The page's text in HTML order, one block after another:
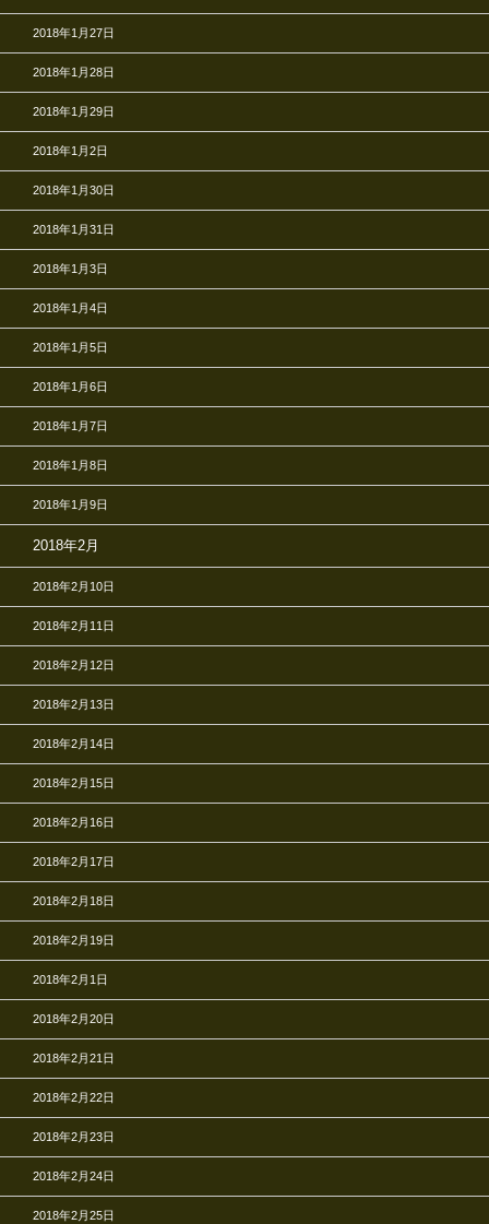
2018年1月27日
2018年1月28日
2018年1月29日
2018年1月2日
2018年1月30日
2018年1月31日
2018年1月3日
2018年1月4日
2018年1月5日
2018年1月6日
2018年1月7日
2018年1月8日
2018年1月9日
2018年2月
2018年2月10日
2018年2月11日
2018年2月12日
2018年2月13日
2018年2月14日
2018年2月15日
2018年2月16日
2018年2月17日
2018年2月18日
2018年2月19日
2018年2月1日
2018年2月20日
2018年2月21日
2018年2月22日
2018年2月23日
2018年2月24日
2018年2月25日